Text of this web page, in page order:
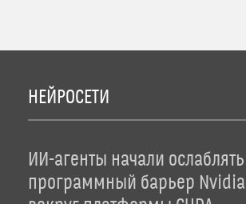
НЕЙРОСЕТИ
ИИ-агенты начали ослаблять
программный барьер Nvidia